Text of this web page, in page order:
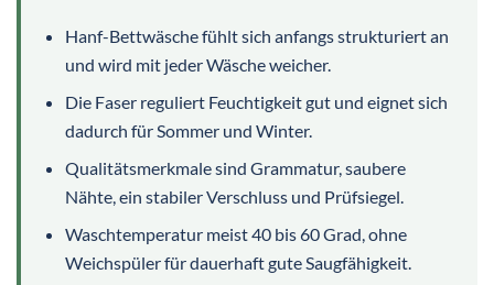
Hanf-Bettwäsche fühlt sich anfangs strukturiert an
und wird mit jeder Wäsche weicher.
Die Faser reguliert Feuchtigkeit gut und eignet sich
dadurch für Sommer und Winter.
Qualitätsmerkmale sind Grammatur, saubere
Nähte, ein stabiler Verschluss und Prüfsiegel.
Waschtemperatur meist 40 bis 60 Grad, ohne
Weichspüler für dauerhaft gute Saugfähigkeit.